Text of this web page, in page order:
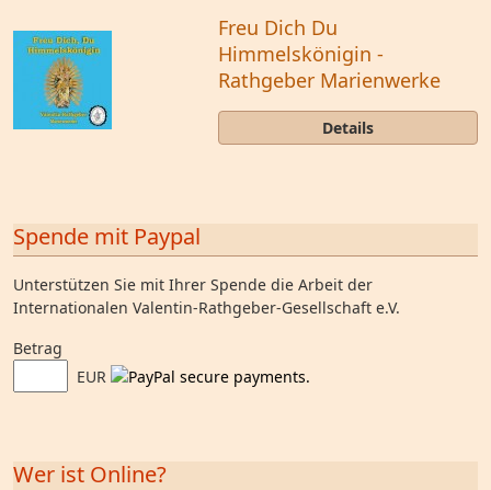
Freu Dich Du
Himmelskönigin -
Rathgeber Marienwerke
Details
Spende mit Paypal
Unterstützen Sie mit Ihrer Spende die Arbeit der
Internationalen Valentin-Rathgeber-Gesellschaft e.V.
Betrag
EUR
Wer ist Online?